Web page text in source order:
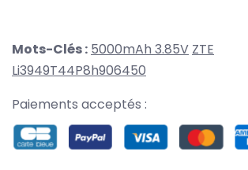
Mots-Clés : 5000mAh 3.85V ZTE
Li3949T44P8h906450
Paiements acceptés :